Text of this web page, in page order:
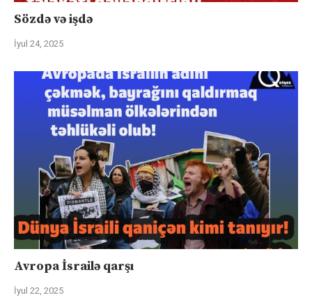
Sözdə və işdə
İyul 24, 2025
Avropa İsrailə qarşı
İyul 22, 2025